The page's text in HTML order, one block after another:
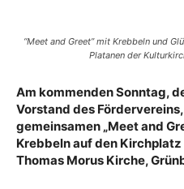
“Meet and Greet” mit Krebbeln und
Platanen der
Am kommenden Sonntag,
Vorstand des Fördervereins,
gemeinsamen „Meet and
Krebbeln auf den
Thomas Morus Kirche,